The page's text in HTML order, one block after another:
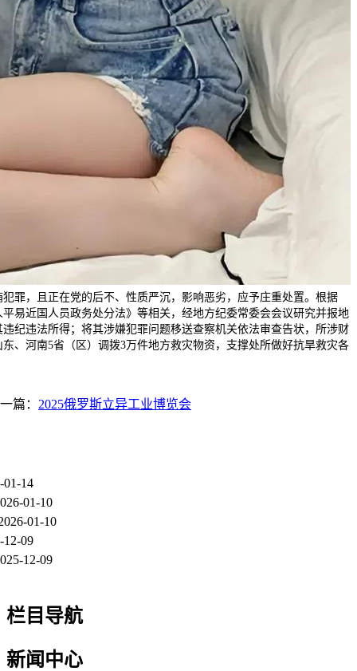
罪，且正在党的后不、性质严沉，影响恶劣，应予庄重处置。根据
易近国人员政务处分法》等相关，经地方纪委常委会会议研究并报地
纪违法所得；将其涉嫌犯罪问题移送查察机关依法审查告状，所涉财
、河南5省（区）调拨3万件地方救灾物资，支撑处所做好抗旱救灾各
篇： 2025俄罗斯立异工业博览会
01-14
01-10
01-10
12-09
12-09
栏目导航
新闻中心